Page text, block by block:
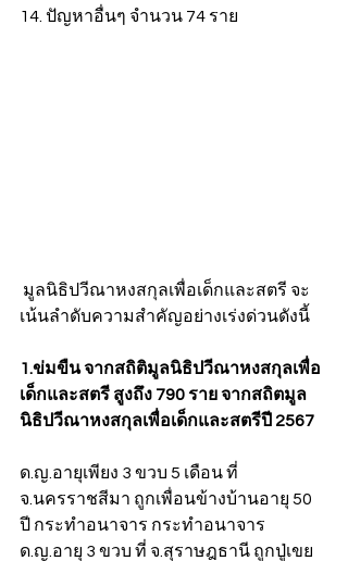
14. ปัญหาอื่นๆ จำนวน 74 ราย
มูลนิธิปวีณาหงสกุลเพื่อเด็กและสตรี จะ
เน้นลำดับความสำคัญอย่างเร่งด่วนดังนี้
1.ข่มขืน จากสถิติมูลนิธิปวีณาหงสกุลเพื่อ
เด็กและสตรี สูงถึง 790 ราย จากสถิตมูล
นิธิปวีณาหงสกุลเพื่อเด็กและสตรีปี 2567
ด.ญ.อายุเพียง 3 ขวบ 5 เดือน ที่
จ.นครราชสีมา ถูกเพื่อนข้างบ้านอายุ 50
ปี กระทำอนาจาร กระทำอนาจาร
ด.ญ.อายุ 3 ขวบ ที่ จ.สุราษฎธานี ถูกปู่เขย